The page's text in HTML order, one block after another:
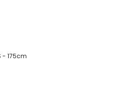
- 175cm